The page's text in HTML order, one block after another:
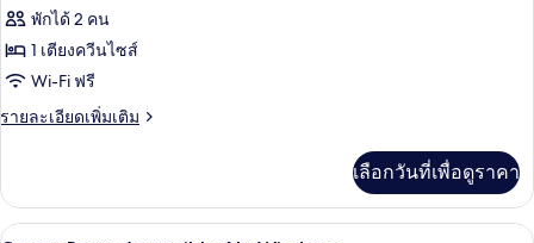
ของ
Queen
Room,
Windows
พักได้ 2 คน
1 เตียงควีนไซส์
Wi-Fi ฟรี
รายละเอียดเพิ่มเติม
ราย
เกี่ยว
กับ
เลือกวันที่เพื่อดูราคา
Queen Room Accessible, No